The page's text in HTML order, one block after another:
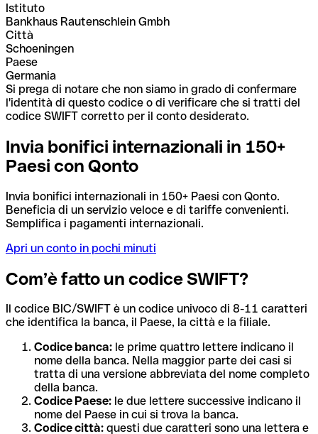
Istituto
Bankhaus Rautenschlein Gmbh
Città
Schoeningen
Paese
Germania
Si prega di notare che non siamo in grado di confermare
l'identità di questo codice o di verificare che si tratti del
codice SWIFT corretto per il conto desiderato.
Invia bonifici internazionali in 150+
Paesi con Qonto
Invia bonifici internazionali in 150+ Paesi con Qonto.
Beneficia di un servizio veloce e di tariffe convenienti.
Semplifica i pagamenti internazionali.
Apri un conto in pochi minuti
Com’è fatto un codice SWIFT?
Il codice BIC/SWIFT è un codice univoco di 8-11 caratteri
che identifica la banca, il Paese, la città e la filiale.
Codice banca: le prime quattro lettere indicano il
nome della banca. Nella maggior parte dei casi si
tratta di una versione abbreviata del nome completo
della banca.
Codice Paese: le due lettere successive indicano il
nome del Paese in cui si trova la banca.
Codice città: questi due caratteri sono una lettera e